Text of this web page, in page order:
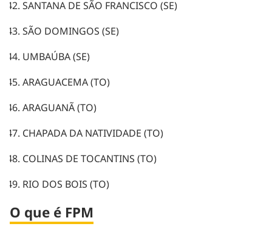
SANTANA DE SÃO FRANCISCO (SE)
SÃO DOMINGOS (SE)
UMBAÚBA (SE)
ARAGUACEMA (TO)
ARAGUANÃ (TO)
CHAPADA DA NATIVIDADE (TO)
COLINAS DE TOCANTINS (TO)
RIO DOS BOIS (TO)
O que é FPM